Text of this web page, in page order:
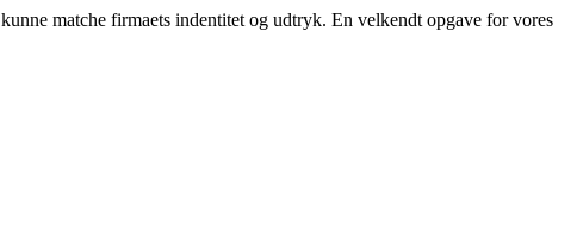
matche firmaets indentitet og udtryk. En velkendt opgave for vores